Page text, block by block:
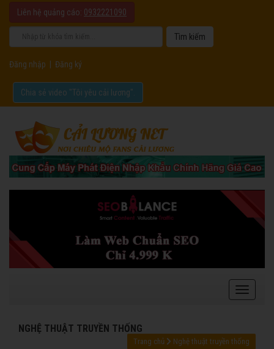
Liên hệ quảng cáo: 0932221090
Đăng nhập Đăng ký
Chia sẻ video "Tôi yêu cải lương".
NGHỆ THUẬT TRUYỀN THỐNG
Trang chủ Nghệ thuật truyền thống